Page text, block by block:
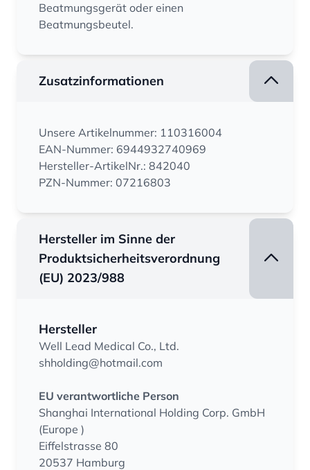
Beatmungsgerät oder einen
Beatmungsbeutel.
Zusatzinformationen
Unsere Artikelnummer: 110316004
EAN-Nummer: 6944932740969
Hersteller-ArtikelNr.: 842040
PZN-Nummer: 07216803
Hersteller im Sinne der
Produktsicherheitsverordnung
(EU) 2023/988
Hersteller
Well Lead Medical Co., Ltd.
shholding@hotmail.com
EU verantwortliche Person
Shanghai International Holding Corp. GmbH
(Europe )
Eiffelstrasse 80
20537 Hamburg